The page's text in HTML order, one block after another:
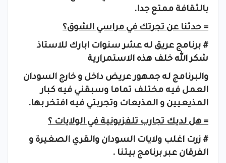
بالثقافة ممتع جدا.
= حدثنا عن تجرتك في مراسي الشوق؟
# برنامج عريق له عشر سنوات ابارك للاستاذ
شكر الله خلف هذه الاستمرارية
والبرنامج له جمهور عريض داخل و خارج السودان
العمل فيه مختلف تماما وسبقني فيه كبار
المذيعيين و المذيعات وتجربتي فيه افتخر بها.
= هل لديك تجارب تلفزيونية في الولايات ؟
# زرت اغلب ولايات السودان والقري الصغيرة و
الفرقان عبر برنامج بيتنا .